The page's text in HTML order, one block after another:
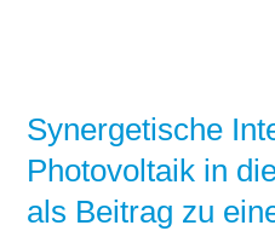
Synergetische
Photovoltaik in
als Beitrag zu